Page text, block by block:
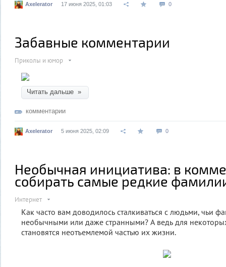
Axelerator 17 июня 2025, 01:03 0
Забавные комментарии
Приколы и юмор
Читать дальше »
комментарии
Axelerator 5 июня 2025, 02:09 0
Необычная инициатива: в
собирать самые редкие
Интернет
Как часто вам доводилось сталкиваться с людьми, чьи
необычными или даже странными? А ведь для
становятся неотъемлемой частью их жизни.